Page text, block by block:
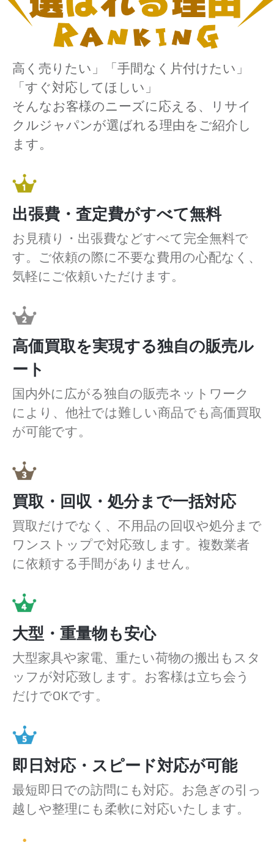
高く売りたい」「手間なく片付けたい」
「すぐ対応してほしい」
そんなお客様のニーズに応える、リサイ
クルジャパンが選ばれる理由をご紹介し
ます。
出張費・査定費がすべて無料
お見積り・出張費などすべて完全無料で
す。ご依頼の際に不要な費用の心配なく、
気軽にご依頼いただけます。
高価買取を実現する独自の販売ル
ート
国内外に広がる独自の販売ネットワーク
により、他社では難しい商品でも高価買取
が可能です。
買取・回収・処分まで一括対応
買取だけでなく、不用品の回収や処分まで
ワンストップで対応致します。複数業者
に依頼する手間がありません。
大型・重量物も安心
大型家具や家電、重たい荷物の搬出もスタ
ッフが対応致します。お客様は立ち会う
だけでOKです。
即日対応・スピード対応が可能
最短即日での訪問にも対応。お急ぎの引っ
越しや整理にも柔軟に対応いたします。